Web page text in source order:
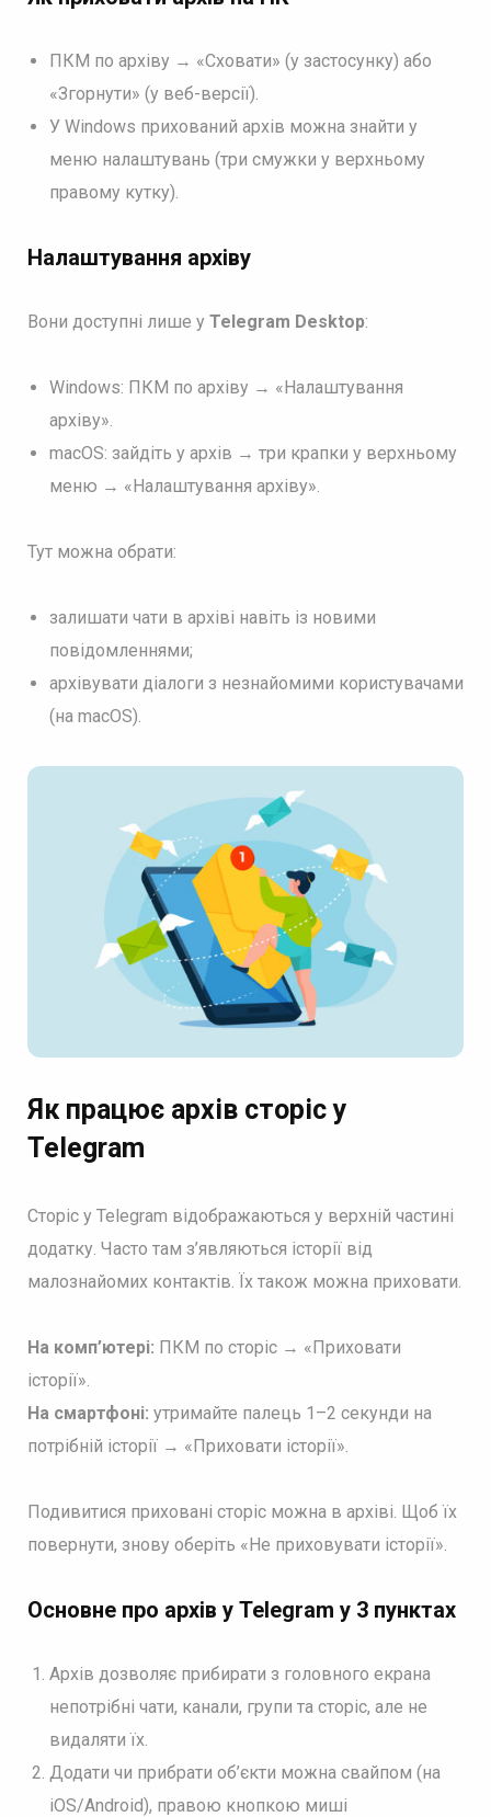
ПКМ по архіву → «Сховати» (у застосунку) або
«Згорнути» (у веб-версії).
У Windows прихований архів можна знайти у
меню налаштувань (три смужки у верхньому
правому кутку).
Налаштування архіву
Вони доступні лише у Telegram Desktop:
Windows: ПКМ по архіву → «Налаштування
архіву».
macOS: зайдіть у архів → три крапки у верхньому
меню → «Налаштування архіву».
Тут можна обрати:
залишати чати в архіві навіть із новими
повідомленнями;
архівувати діалоги з незнайомими користувачами
(на macOS).
Як працює архів сторіс у
Telegram
Сторіс у Telegram відображаються у верхній частині
додатку. Часто там з’являються історії від
малознайомих контактів. Їх також можна приховати.
На комп’ютері: ПКМ по сторіс → «Приховати
історії».
На смартфоні: утримайте палець 1–2 секунди на
потрібній історії → «Приховати історії».
Подивитися приховані сторіс можна в архіві. Щоб їх
повернути, знову оберіть «Не приховувати історії».
Основне про архів у Telegram у 3 пунктах
Архів дозволяє прибирати з головного екрана
непотрібні чати, канали, групи та сторіс, але не
видаляти їх.
Додати чи прибрати об’єкти можна свайпом (на
iOS/Android), правою кнопкою миші